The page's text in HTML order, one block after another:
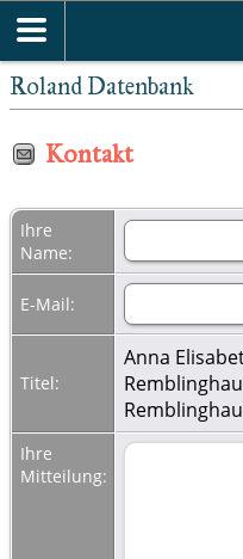
Roland Datenbank
Kontakt
Ihre
Name:
E-Mail:
Titel:
Anna
Ihre
Mitteilung: